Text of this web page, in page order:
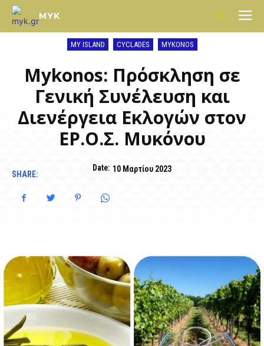
MYK
MY ISLAND CYCLADES MYKONOS
Mykonos: Πρόσκληση σε
Γενική Συνέλευση και
Διενέργεια Εκλογών στον
ΕΡ.Ο.Σ. Μυκόνου
Date: 10 Μαρτίου 2023
SHARE: